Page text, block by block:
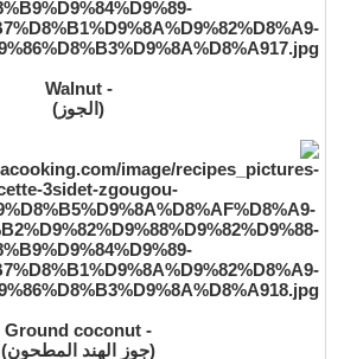
- Walnut
(الجوز)
- Ground coconut
(جوز الهند المطحون)